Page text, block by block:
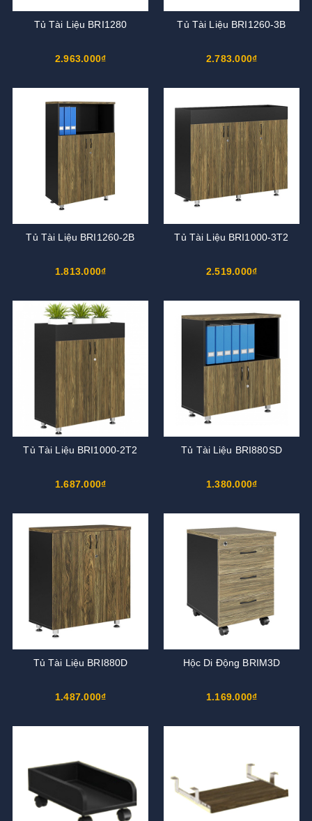
Tủ Tài Liệu BRI1280
2.963.000₫
Tủ Tài Liệu BRI1260-3B
2.783.000₫
Tủ Tài Liệu BRI1260-2B
1.813.000₫
Tủ Tài Liệu BRI1000-3T2
2.519.000₫
Tủ Tài Liệu BRI1000-2T2
1.687.000₫
Tủ Tài Liệu BRI880SD
1.380.000₫
Tủ Tài Liệu BRI880D
1.487.000₫
Hộc Di Động BRIM3D
1.169.000₫